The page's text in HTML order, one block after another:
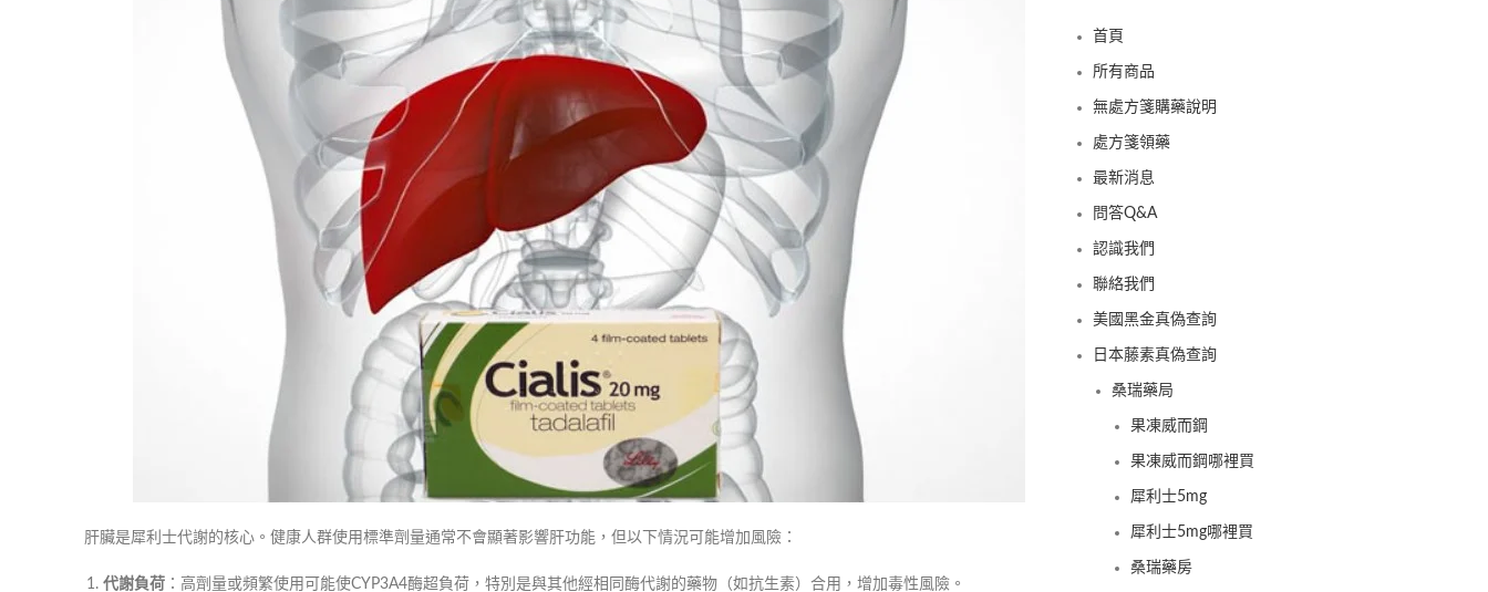
肝臟是犀利士代謝的核心。健康人群使用標準劑量通常不會顯著影響肝功能，但以下情況可能增加風險：
代謝負荷 ：高劑量或頻繁使用可能使CYP3A4酶超負荷，特別是與其他經相同酶代謝的藥物（如抗生素）合用，增加毒性風險。
首頁
所有商品
無處方箋購藥說明
處方箋領藥
最新消息
問答Q&A
認識我們
聯絡我們
美國黑金真偽查詢
日本藤素真偽查詢
桑瑞藥局
果凍威而鋼
果凍威而鋼哪裡買
犀利士5mg
犀利士5mg哪裡買
桑瑞藥房